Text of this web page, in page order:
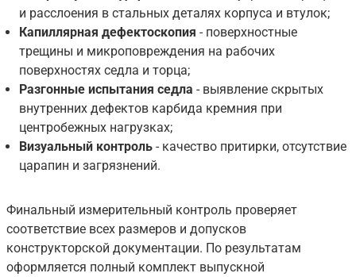
и расслоения в стальных деталях корпуса и втулок;
Капиллярная дефектоскопия - поверхностные
трещины и микроповреждения на рабочих
поверхностях седла и торца;
Разгонные испытания седла - выявление скрытых
внутренних дефектов карбида кремния при
центробежных нагрузках;
Визуальный контроль - качество притирки, отсутствие
царапин и загрязнений.
Финальный измерительный контроль проверяет
соответствие всех размеров и допусков
конструкторской документации. По результатам
оформляется полный комплект выпускной